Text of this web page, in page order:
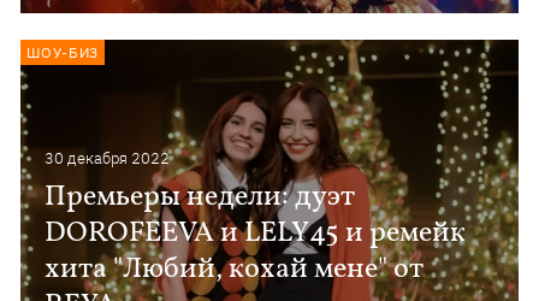
30 декабря 2022
Премьеры недели: дуэт
DOROFEEVA и LELY45 и ремейк
хита "Любий, кохай мене" от
ШОУ-БИЗ